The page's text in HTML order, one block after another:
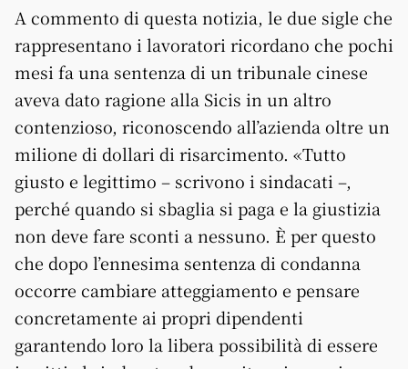
A commento di questa notizia, le due sigle che
rappresentano i lavoratori ricordano che pochi
mesi fa una sentenza di un tribunale cinese
aveva dato ragione alla Sicis in un altro
contenzioso, riconoscendo all’azienda oltre un
milione di dollari di risarcimento. «Tutto
giusto e legittimo – scrivono i sindacati –,
perché quando si sbaglia si paga e la giustizia
non deve fare sconti a nessuno. È per questo
che dopo l’ennesima sentenza di condanna
occorre cambiare atteggiamento e pensare
concretamente ai propri dipendenti
garantendo loro la libera possibilità di essere